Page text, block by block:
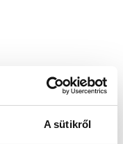
A sütikről